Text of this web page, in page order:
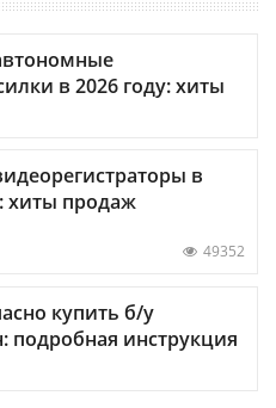
в 2026 году: хиты
в
хиты продаж
49352
купить б/у
подробная инструкция